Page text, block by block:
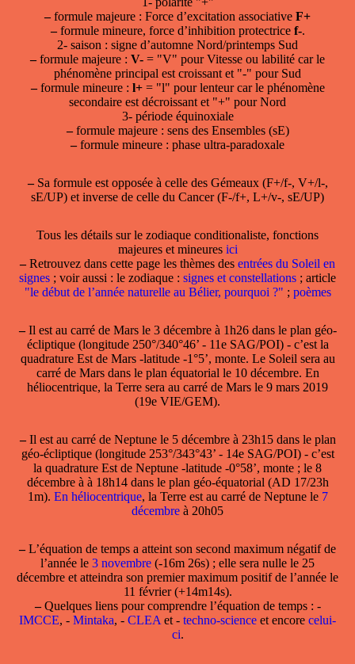
–formule majeure : Force d’excitation associative F+
–formule mineure, force d’inhibition protectrice f-.
2- saison : signe d’automne Nord/printemps Sud
–formule majeure : V- = "V" pour Vitesse ou labilité car le
phénomène principal est croissant et "-" pour Sud
–formule mineure : l+= "l" pour lenteur car le phénomène
secondaire est décroissant et "+" pour Nord
3- période équinoxiale
–formule majeure : sens des Ensembles (sE)
–formule mineure : phase ultra-paradoxale
–Sa formule est opposée à celle des Gémeaux (F+/f-, V+/l-,
sE/UP) et inverse de celle du Cancer (F-/f+, L+/v-, sE/UP)
Tous les détails sur le zodiaque conditionaliste, fonctions
majeures et mineures ici
–Retrouvez dans cette page les thèmes des entrées du Soleil en
signes ; voir aussi : le zodiaque : signes et constellations ; article
"le début de l’année naturelle au Bélier, pourquoi ?" ; poèmes
–Il est au carré de Mars le 3 décembreà 1h26 dans le plan géo-
écliptique (longitude 250°/340°46’ - 11e SAG/POI) - c’est la
quadrature Est de Mars -latitude -1°5’, monte. Le Soleil sera au
carré de Mars dans le plan équatorial le 10 décembre. En
héliocentrique, la Terre sera au carré de Mars le 9 mars 2019
(19e VIE/GEM).
–Il est au carré de Neptune le 5 décembreà 23h15 dans le plan
géo-écliptique (longitude 253°/343°43’ - 14e SAG/POI) - c’est
la quadrature Est de Neptune -latitude -0°58’, monte ; le 8
décembre à à 18h14 dans le plan géo-équatorial (AD 17/23h
1m). En héliocentrique, la Terre est au carré de Neptune le 7
décembre à 20h05
– L’équation de temps a atteint son second maximum négatif de
l’année le 3 novembre (-16m 26s) ; elle sera nulle le 25
décembre et atteindra son premier maximum positif de l’année le
11 février (+14m14s).
–Quelques liens pour comprendre l’équation de temps : -
IMCCE, - Mintaka, - CLEA et - techno-science et encore celui-
ci.